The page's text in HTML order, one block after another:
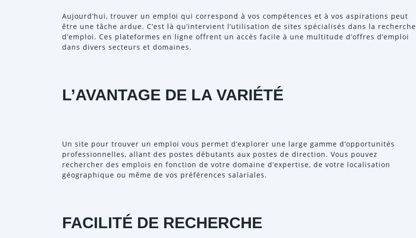
Aujourd’hui, trouver un emploi qui correspond à vos compétences et à vos aspirations peut
être une tâche ardue. C’est là qu’intervient l’utilisation de sites spécialisés dans la recherche
d’emploi. Ces plateformes en ligne offrent un accès facile à une multitude d’offres d’emploi
dans divers secteurs et domaines.
L’AVANTAGE DE LA VARIÉTÉ
Un site pour trouver un emploi vous permet d’explorer une large gamme d’opportunités
professionnelles, allant des postes débutants aux postes de direction. Vous pouvez
rechercher des emplois en fonction de votre domaine d’expertise, de votre localisation
géographique ou même de vos préférences salariales.
FACILITÉ DE RECHERCHE